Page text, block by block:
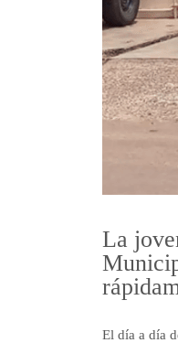
La
El día a día